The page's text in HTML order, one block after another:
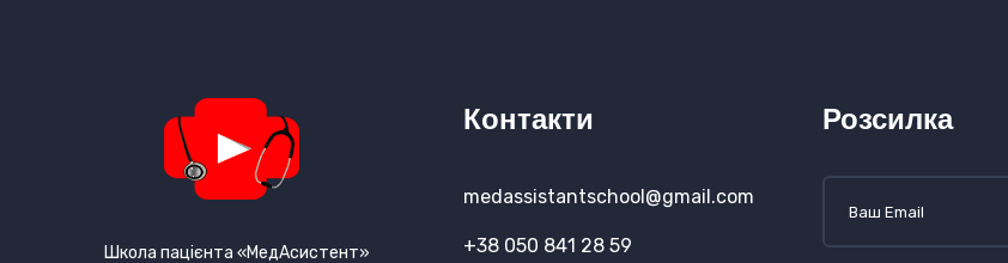
Школа пацієнта «МедАсистент»
Контакти
medassistantschool@gmail.com
+38 050 841 28 59
Розсилка